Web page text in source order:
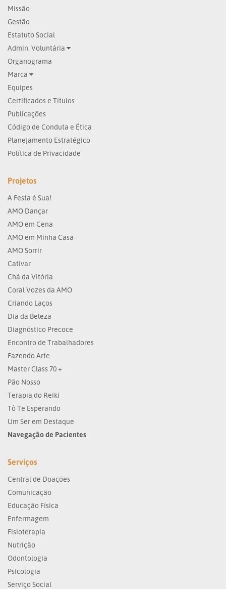
Missão
Gestão
Estatuto Social
Admin. Voluntária
Organograma
Marca
Equipes
Certificados e Títulos
Publicações
Código de Conduta e Ética
Planejamento Estratégico
Política de Privacidade
Projetos
A Festa é Sua!
AMO Dançar
AMO em Cena
AMO em Minha Casa
AMO Sorrir
Cativar
Chá da Vitória
Coral Vozes da AMO
Criando Laços
Dia da Beleza
Diagnóstico Precoce
Encontro de Trabalhadores
Fazendo Arte
Master Class 70 +
Pão Nosso
Terapia do Reiki
Tô Te Esperando
Um Ser em Destaque
Navegação de Pacientes
Serviços
Central de Doações
Comunicação
Educação Física
Enfermagem
Fisioterapia
Nutrição
Odontologia
Psicologia
Serviço Social